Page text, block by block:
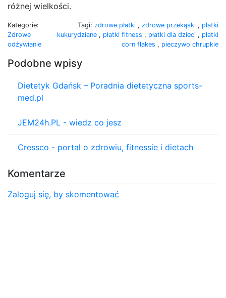
różnej wielkości.
Kategorie:
Zdrowe
odżywianie
Tagi: zdrowe płatki , zdrowe przekąski , płatki
kukurydziane , płatki fitness , płatki dla dzieci , płatki
corn flakes , pieczywo chrupkie
Podobne wpisy
Dietetyk Gdańsk – Poradnia dietetyczna sports-
med.pl
JEM24h.PL - wiedz co jesz
Cressco - portal o zdrowiu, fitnessie i dietach
Komentarze
Zaloguj się, by skomentować